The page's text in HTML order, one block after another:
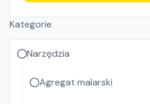
Kategorie
Narzędzia
Agregat malarski